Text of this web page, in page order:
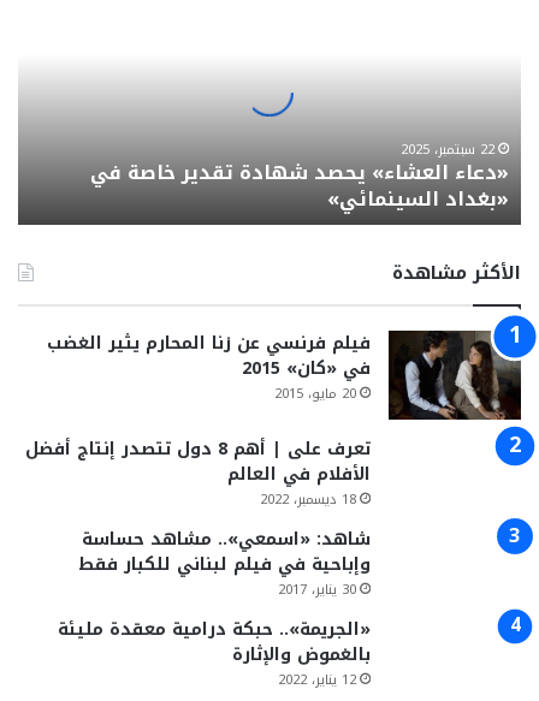
«بغداد
السينمائي»
22 سبتمبر، 2025
«دعاء العشاء» يحصد شهادة تقدير خاصة في
«بغداد السينمائي»
الأكثر مشاهدة
فيلم فرنسي عن زنا المحارم يثير الغضب
في «كان» 2015
20 مايو، 2015
تعرف على | أهم 8 دول تتصدر إنتاج أفضل
الأفلام في العالم
18 ديسمبر، 2022
شاهد: «اسمعي».. مشاهد حساسة
وإباحية في فيلم لبناني للكبار فقط
30 يناير، 2017
«الجريمة».. حبكة درامية معقدة مليئة
بالغموض والإثارة
12 يناير، 2022